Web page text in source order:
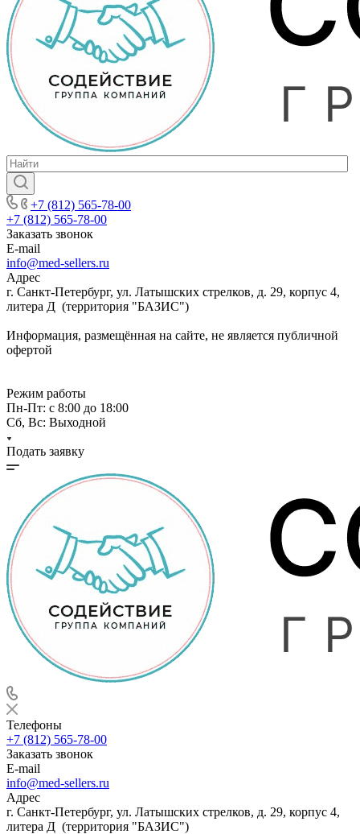
+7 (812) 565-78-00
+7 (812) 565-78-00
Заказать звонок
E-mail
info@med-sellers.ru
Адрес
г. Санкт-Петербург, ул. Латышских стрелков, д. 29, корпус 4,
литера Д (территория "БАЗИС")
Информация, размещённая на сайте, не является публичной
офертой
Режим работы
Пн-Пт: с 8:00 до 18:00
Сб, Вс: Выходной
Подать заявку
Телефоны
+7 (812) 565-78-00
Заказать звонок
E-mail
info@med-sellers.ru
Адрес
г. Санкт-Петербург, ул. Латышских стрелков, д. 29, корпус 4,
литера Д (территория "БАЗИС")